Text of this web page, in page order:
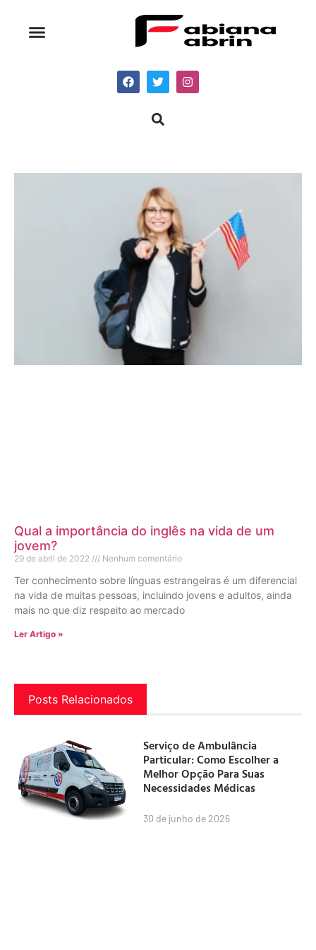
Qual a importância do inglês na vida de um
jovem?
29 de abril de 2022 Nenhum comentário
Ter conhecimento sobre línguas estrangeiras é um diferencial
na vida de muitas pessoas, incluindo jovens e adultos, ainda
mais no que diz respeito ao mercado
Ler Artigo »
Posts Relacionados
Serviço de Ambulância
Particular: Como Escolher a
Melhor Opção Para Suas
Necessidades Médicas
30 de junho de 2026